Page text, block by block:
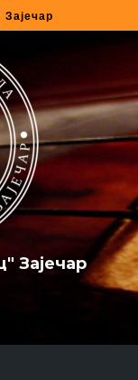
Зајечар